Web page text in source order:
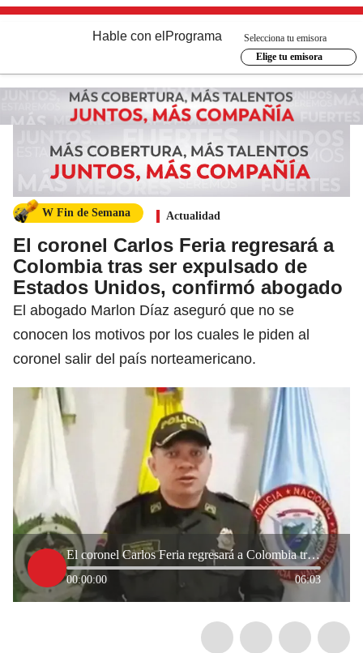
Hable con el Programa
Selecciona tu emisora
Elige tu emisora
W Fin de Semana Actualidad
El coronel Carlos Feria regresará a
Colombia tras ser expulsado de
Estados Unidos, confirmó abogado
El abogado Marlon Díaz aseguró que no se
conocen los motivos por los cuales le piden al
coronel salir del país norteamericano.
El coronel Carlos Feria regresará a Colombia tras ser expulsado de Estados Unidos, confirmó abogado
00:00:00 06:03